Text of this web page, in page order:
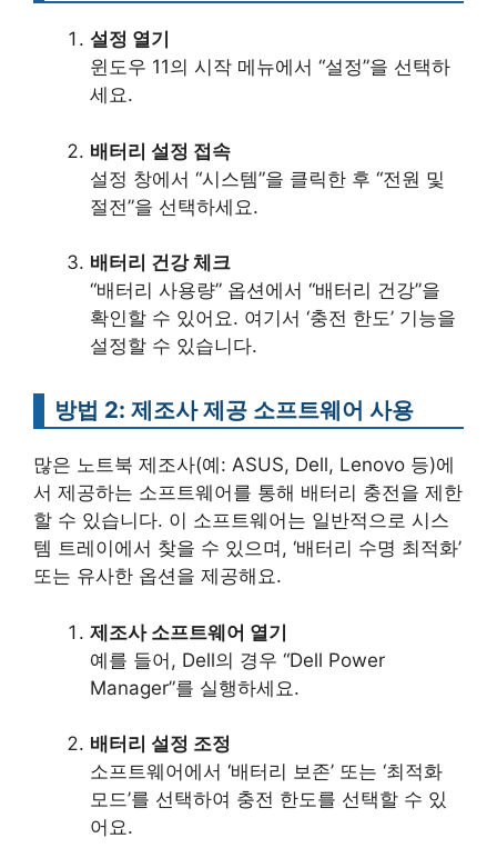
설정 열기
윈도우 11의 시작 메뉴에서 “설정”을 선택하
세요.
배터리 설정 접속
설정 창에서 “시스템”을 클릭한 후 “전원 및
절전”을 선택하세요.
배터리 건강 체크
“배터리 사용량” 옵션에서 “배터리 건강”을
확인할 수 있어요. 여기서 ‘충전 한도’ 기능을
설정할 수 있습니다.
방법 2: 제조사 제공 소프트웨어 사용
많은 노트북 제조사(예: ASUS, Dell, Lenovo 등)에
서 제공하는 소프트웨어를 통해 배터리 충전을 제한
할 수 있습니다. 이 소프트웨어는 일반적으로 시스
템 트레이에서 찾을 수 있으며, ‘배터리 수명 최적화’
또는 유사한 옵션을 제공해요.
제조사 소프트웨어 열기
예를 들어, Dell의 경우 “Dell Power
Manager”를 실행하세요.
배터리 설정 조정
소프트웨어에서 ‘배터리 보존’ 또는 ‘최적화
모드’를 선택하여 충전 한도를 선택할 수 있
어요.